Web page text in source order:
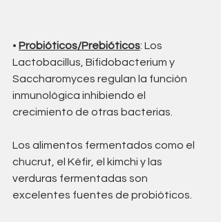
• Probióticos/Prebióticos: Los
Lactobacillus, Bifidobacterium y
Saccharomyces regulan la función
inmunológica inhibiendo el
crecimiento de otras bacterias.
Los alimentos fermentados como el
chucrut, el Kéfir, el kimchi y las
verduras fermentadas son
excelentes fuentes de probióticos.